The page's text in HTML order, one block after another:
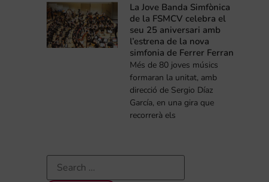
La Jove Banda Simfònica
de la FSMCV celebra el
seu 25 aniversari amb
l’estrena de la nova
simfonia de Ferrer Ferran
Més de 80 joves músics
formaran la unitat, amb
direcció de Sergio Díaz
García, en una gira que
recorrerà els